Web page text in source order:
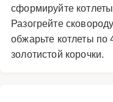
сформируйте
Разогрейте
обжарьте котлеты
золотистой корочки.